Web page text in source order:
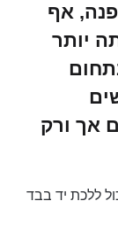
אף
יותר
אך ורק
ללכת יד בבד